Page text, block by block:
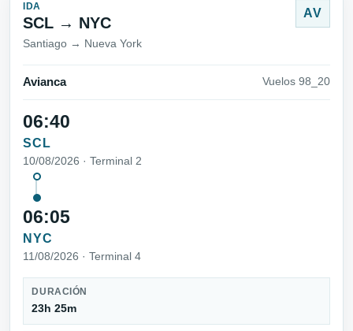
IDA
SCL → NYC
Santiago → Nueva York
AV
Avianca Vuelos 98_20
06:40
SCL
10/08/2026 · Terminal 2
06:05
NYC
11/08/2026 · Terminal 4
DURACIÓN
23h 25m